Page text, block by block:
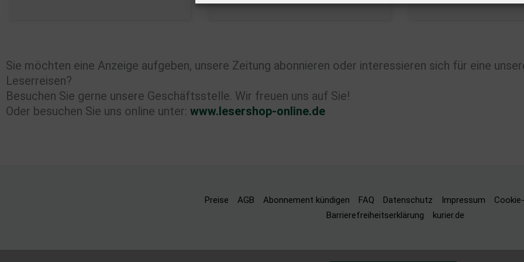
Sie möchten eine Anzeige aufgeben, unsere Zeitung abonnieren oder interessieren sich für eine
Leserreisen?
Besuchen Sie gerne unsere Geschäftsstelle. Wir freuen uns auf Sie!
Oder besuchen Sie uns online unter: www.lesershop-online.de
Preise AGB Abonnement kündigen FAQ Datenschutz Impressum
Barrierefreiheitserklärung
kurier.de